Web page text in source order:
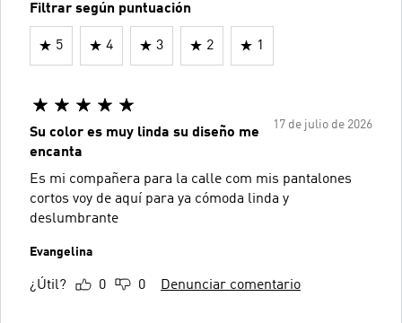
Filtrar según puntuación
5 4 3 2 1
17 de julio de 2026
Su color es muy linda su diseño me
encanta
Es mi compañera para la calle com mis pantalones
cortos voy de aquí para ya cómoda linda y
deslumbrante
Evangelina
¿Útil? 0 0 Denunciar comentario